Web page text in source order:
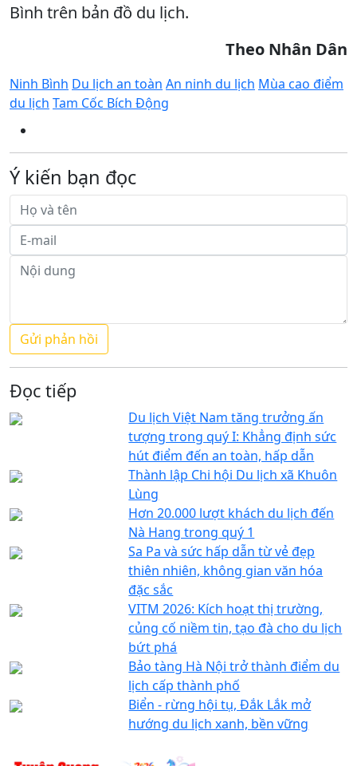
Bình trên bản đồ du lịch.
Theo Nhân Dân
Ninh Bình Du lịch an toàn An ninh du lịch Mùa cao điểm
du lịch Tam Cốc Bích Động
Ý kiến bạn đọc
Đọc tiếp
Du lịch Việt Nam tăng trưởng ấn
tượng trong quý I: Khẳng định sức
hút điểm đến an toàn, hấp dẫn
Thành lập Chi hội Du lịch xã Khuôn
Lùng
Hơn 20.000 lượt khách du lịch đến
Nà Hang trong quý 1
Sa Pa và sức hấp dẫn từ vẻ đẹp
thiên nhiên, không gian văn hóa
đặc sắc
VITM 2026: Kích hoạt thị trường,
củng cố niềm tin, tạo đà cho du lịch
bứt phá
Bảo tàng Hà Nội trở thành điểm du
lịch cấp thành phố
Biển - rừng hội tụ, Đắk Lắk mở
hướng du lịch xanh, bền vững